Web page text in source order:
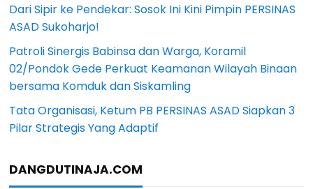
Dari Sipir ke Pendekar: Sosok Ini Kini Pimpin PERSINAS
ASAD Sukoharjo!
Patroli Sinergis Babinsa dan Warga, Koramil
02/Pondok Gede Perkuat Keamanan Wilayah Binaan
bersama Komduk dan Siskamling
Tata Organisasi, Ketum PB PERSINAS ASAD Siapkan 3
Pilar Strategis Yang Adaptif
DANGDUTINAJA.COM